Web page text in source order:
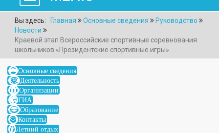
Вы здесь: Главная Основные сведения
Руководство
Новости
Краевой этап Всероссийские спортивные соревнования
школьников «Президентские спортивные игры»
Основные сведения
Деятельность
Организации
ГИА
Образование
Контакты
Летний отдых